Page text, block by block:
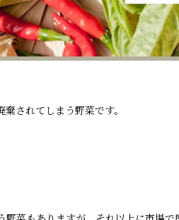
されてしまう野菜です。